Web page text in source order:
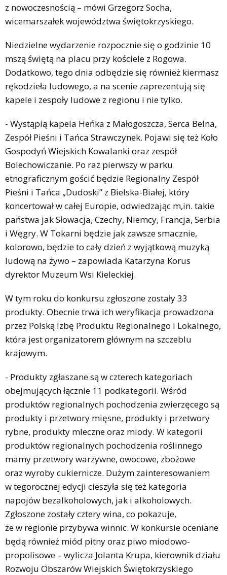
z nowoczesnością – mówi Grzegorz Socha,
wicemarszałek województwa świętokrzyskiego.
Niedzielne wydarzenie rozpocznie się o godzinie 10
mszą świętą na placu przy kościele z Rogowa.
Dodatkowo, tego dnia odbędzie się również kiermasz
rękodzieła ludowego, a na scenie zaprezentują się
kapele i zespoły ludowe z regionu i nie tylko.
- Wystąpią kapela Heńka z Małogoszcza, Serca Belna,
Zespół Pieśni i Tańca Strawczynek. Pojawi się też Koło
Gospodyń Wiejskich Kowalanki oraz zespół
Bolechowiczanie. Po raz pierwszy w parku
etnograficznym gościć będzie Regionalny Zespół
Pieśni i Tańca „Dudoski” z Bielska-Białej, który
koncertował w całej Europie, odwiedzając m,in. takie
państwa jak Słowacja, Czechy, Niemcy, Francja, Serbia
i Węgry. W Tokarni będzie jak zawsze smacznie,
kolorowo, będzie to cały dzień z wyjątkową muzyką
ludową na żywo – zapowiada Katarzyna Korus
dyrektor Muzeum Wsi Kieleckiej.
W tym roku do konkursu zgłoszone zostały 33
produkty. Obecnie trwa ich weryfikacja prowadzona
przez Polską Izbę Produktu Regionalnego i Lokalnego,
która jest organizatorem głównym na szczeblu
krajowym.
- Produkty zgłaszane są w czterech kategoriach
obejmujących łącznie 11 podkategorii. Wśród
produktów regionalnych pochodzenia zwierzęcego są
produkty i przetwory mięsne, produkty i przetwory
rybne, produkty mleczne oraz miody. W kategorii
produktów regionalnych pochodzenia roślinnego
mamy przetwory warzywne, owocowe, zbożowe
oraz wyroby cukiernicze. Dużym zainteresowaniem
w tegorocznej edycji cieszyła się też kategoria
napojów bezalkoholowych, jak i alkoholowych.
Zgłoszone zostały cztery wina, co pokazuje,
że w regionie przybywa winnic. W konkursie oceniane
będą również miód pitny oraz piwo miodowo-
propolisowe – wylicza Jolanta Krupa, kierownik działu
Rozwoju Obszarów Wiejskich Świętokrzyskiego